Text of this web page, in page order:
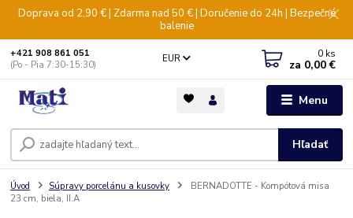
Doprava od 2,90 € | Zdarma nad 50 € | Doručenie do 24h | Bezpečné
balenie
Menu
EUR
Hľadať
+421 908 861 051
(Po - Pia 7:30-15:30)
0 ks
za 0,00 €
Úvod Súpravy porcelánu a kusovky
BERNADOTTE - Kompótová misa
23 cm, biela, II.A